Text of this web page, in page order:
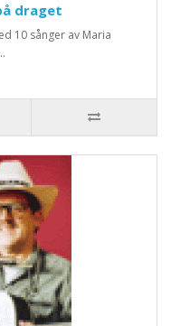
draget
10 sånger av Maria